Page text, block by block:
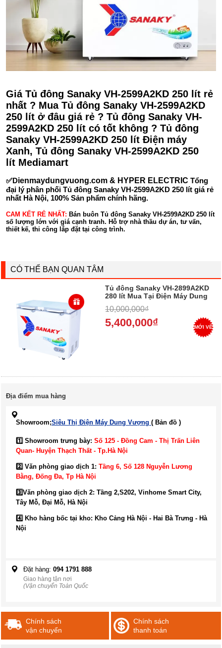
Giá Tủ đông Sanaky VH-2599A2KD 250 lít rẻ
nhất ? Mua Tủ đông Sanaky VH-2599A2KD
250 lít ở đâu giá rẻ ? Tủ đông Sanaky VH-
2599A2KD 250 lít có tốt không ? Tủ đông
Sanaky VH-2599A2KD 250 lít Điện máy
Xanh, Tủ đông Sanaky VH-2599A2KD 250
lít Mediamart
✅Dienmaydungvuong.com & HYPER ELECTRIC Tổng
đại lý phân phối Tủ đông Sanaky VH-2599A2KD 250 lít giá rẻ
nhất Hà Nội, 100% Sản phẩm chính hãng.
CAM KẾT RẺ NHẤT: Bán buôn Tủ đông Sanaky VH-2599A2KD 250 lít
số lượng lớn với giá cạnh tranh. Hỗ trợ nhà thầu dự án, tư vấn,
thiết kế, thi công lắp đặt tại công trình.
CÓ THỂ BẠN QUAN TÂM
Tủ đông Sanaky VH-2899A2KD
280 lít Mua Tại Điện Máy Dung
Vượng, Trả góp 0%
10,000,000₫
5,400,000₫ MỚI VỀ
Địa điểm mua hàng
Showroom;Siêu Thị Điện Máy Dung Vượng ( Bản đồ )
1️⃣ Showroom trưng bày: Số 125 - Đồng Cam - Thị Trấn Liên
Quan- Huyện Thạch Thất - Tp.Hà Nội
2️⃣ Văn phòng giao dịch 1: Tầng 6, Số 128 Nguyễn Lương
Bằng, Đống Đa, Tp Hà Nội
3️⃣Văn phòng giao dịch 2: Tầng 2,S202, Vinhome Smart City,
Tây Mỗ, Đại Mỗ, Hà Nội
4️⃣ Kho hàng bốc tại kho: Kho Cảng Hà Nội - Hai Bà Trưng - Hà
Nội
Đặt hàng: 094 1791 888
Giao hàng tận nơi
(Vận chuyển Toàn Quốc
Chính sách
vận chuyển
Chính sách
thanh toán